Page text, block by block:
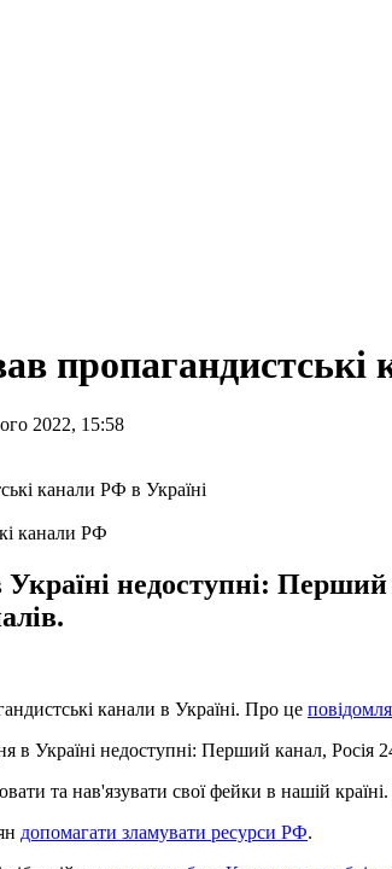
2022, 15:58
канали РФ
Україні недоступні:
канали в Україні. Про це
в Україні недоступні: Перший канал,
та нав'язувати свої фейки в нашій
допомагати зламувати ресурси РФ.